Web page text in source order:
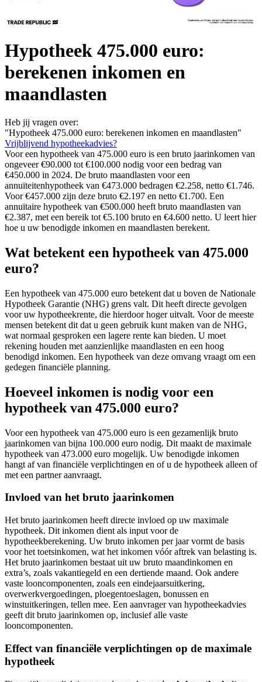
Hypotheek 475.000 euro:
berekenen inkomen en
maandlasten
Heb jij vragen over:
"Hypotheek 475.000 euro: berekenen inkomen en maandlasten"
Vrijblijvend hypotheekadvies?
Voor een hypotheek van 475.000 euro is een bruto jaarinkomen van
ongeveer €90.000 tot €100.000 nodig voor een bedrag van
€450.000 in 2024. De bruto maandlasten voor een
annuïteitenhypotheek van €473.000 bedragen €2.258, netto €1.746.
Voor €457.000 zijn deze bruto €2.197 en netto €1.700. Een
annuïtaire hypotheek van €500.000 heeft bruto maandlasten van
€2.387, met een bereik tot €5.100 bruto en €4.600 netto. U leert hier
hoe u uw benodigde inkomen en maandlasten berekent.
Wat betekent een hypotheek van 475.000
euro?
Een hypotheek van 475.000 euro betekent dat u boven de Nationale
Hypotheek Garantie (NHG) grens valt. Dit heeft directe gevolgen
voor uw hypotheekrente, die hierdoor hoger uitvalt. Voor de meeste
mensen betekent dit dat u geen gebruik kunt maken van de NHG,
wat normaal gesproken een lagere rente kan bieden. U moet
rekening houden met aanzienlijke maandlasten en een hoog
benodigd inkomen. Een hypotheek van deze omvang vraagt om een
gedegen financiële planning.
Hoeveel inkomen is nodig voor een
hypotheek van 475.000 euro?
Voor een hypotheek van 475.000 euro is een gezamenlijk bruto
jaarinkomen van bijna 100.000 euro nodig. Dit maakt de maximale
hypotheek van 473.000 euro mogelijk. Uw benodigde inkomen
hangt af van financiële verplichtingen en of u de hypotheek alleen of
met een partner aanvraagt.
Invloed van het bruto jaarinkomen
Het bruto jaarinkomen heeft directe invloed op uw maximale
hypotheek. Dit inkomen dient als input voor de
hypotheekberekening. Uw bruto inkomen per jaar vormt de basis
voor het toetsinkomen, wat het inkomen vóór aftrek van belasting is.
Het bruto jaarinkomen bestaat uit uw bruto maandinkomen en
extra’s, zoals vakantiegeld en een dertiende maand. Ook andere
vaste looncomponenten, zoals een eindejaarsuitkering,
overwerkvergoedingen, ploegentoeslagen, bonussen en
winstuitkeringen, tellen mee. Een aanvrager van hypotheekadvies
geeft dit bruto jaarinkomen op, inclusief alle vaste
looncomponenten.
Effect van financiële verplichtingen op de maximale
hypotheek